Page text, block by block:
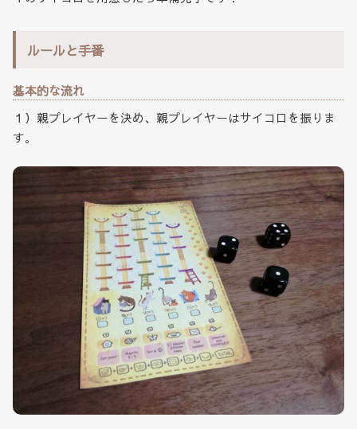
ルールと手番
基本的な流れ
１）親プレイヤーを決め、親プレイヤーはサイコロを振りま
す。